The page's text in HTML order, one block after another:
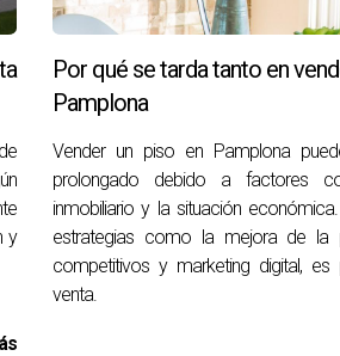
necesarios para cerrar
debería haber sido emocionante. En
estuvieran alineadas antes del
nueva casa en Pamplona puede
urgente de vender rápidamente
y
Por qué se tarda tanto en
Pamplona
Vender un piso en Pamplona
prolongado debido a factores
inmobiliario y la situación
estrategias como la mejora de la
competitivos y marketing digital, es
venta.